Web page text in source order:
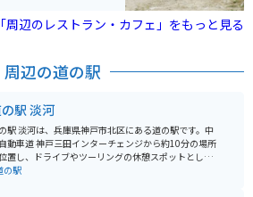
「周辺のレストラン・カフェ」をもっと見る
周辺の道の駅
駅 淡河
駅 淡河は、兵庫県神戸市北区にある道の駅です。中
動車道 神戸三田インターチェンジから約10分の場所
置し、ドライブやツーリングの休憩スポットとして
ます。 地元産の新鮮な野菜や果物が並ぶ農産
の駅